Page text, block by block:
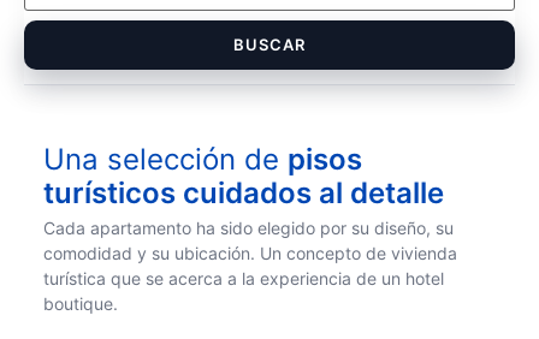
BUSCAR
Una selección de pisos
turísticos cuidados al detalle
Cada apartamento ha sido elegido por su diseño, su
comodidad y su ubicación. Un concepto de vivienda
turística que se acerca a la experiencia de un hotel
boutique.